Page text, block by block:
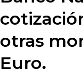
otras
Euro.